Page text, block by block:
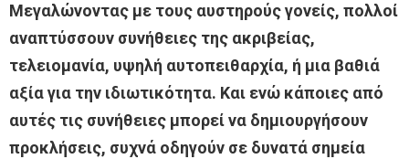
Μεγαλώνοντας με τους αυστηρούς γονείς, πολλοί
αναπτύσσουν συνήθειες της ακριβείας,
τελειομανία, υψηλή αυτοπειθαρχία, ή μια βαθιά
αξία για την ιδιωτικότητα. Και ενώ κάποιες από
αυτές τις συνήθειες μπορεί να δημιουργήσουν
προκλήσεις, συχνά οδηγούν σε δυνατά σημεία